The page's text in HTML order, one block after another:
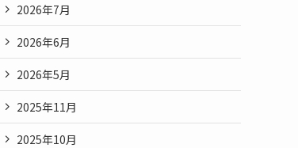
2026年7月
2026年6月
2026年5月
2025年11月
2025年10月